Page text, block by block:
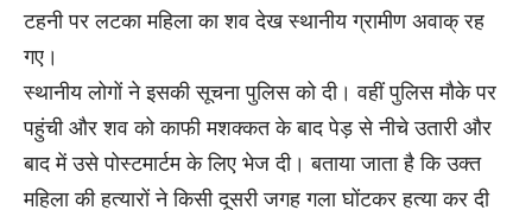
टहनी पर लटका महिला का शव देख स्थानीय ग्रामीण अवाक् रह
गए।
स्थानीय लोगों ने इसकी सूचना पुलिस को दी। वहीं पुलिस मौके पर
पहुंची और शव को काफी मशक्कत के बाद पेड़ से नीचे उतारी और
बाद में उसे पोस्टमार्टम के लिए भेज दी। बताया जाता है कि उक्त
महिला की हत्यारों ने किसी दूसरी जगह गला घोंटकर हत्या कर दी